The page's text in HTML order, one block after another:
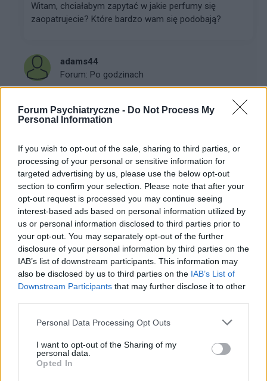
Forum Psychiatryczne - Do Not Process My
Personal Information
If you wish to opt-out of the sale, sharing to third parties, or
processing of your personal or sensitive information for
targeted advertising by us, please use the below opt-out
section to confirm your selection. Please note that after your
opt-out request is processed you may continue seeing
interest-based ads based on personal information utilized by
us or personal information disclosed to third parties prior to
your opt-out. You may separately opt-out of the further
disclosure of your personal information by third parties on the
IAB’s list of downstream participants. This information may
also be disclosed by us to third parties on the IAB’s List of
Downstream Participants that may further disclose it to other
Personal Data Processing Opt Outs
I want to opt-out of the Sharing of my
personal data.
Opted In
Witam, chciałabym zapytać w jakie perfumy się
zaopatrujecie? Które bardzo wam się podobają?
adams44
Forum: Po godzinach
Naturalne środki na potencję
Niekoniecznie chcę się truć sildenafilem ( raz
próbowałem i niestety nie polecam z racji tego, że
efekty niepożadane jednak są). Reklamuje się wiele
srodków n...
Kicia80
Forum:Zaburzenia afektywne dwubiegunowe -
ChAD
Brak przyjaciół i zainteresowań
schizofrenię oraz zaburzenia ze spectrum
interesuje.Czasem mam ochotę nie żyć...